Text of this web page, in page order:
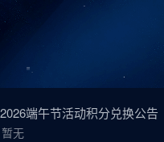
2026端午节活动积分兑换公告
暂无